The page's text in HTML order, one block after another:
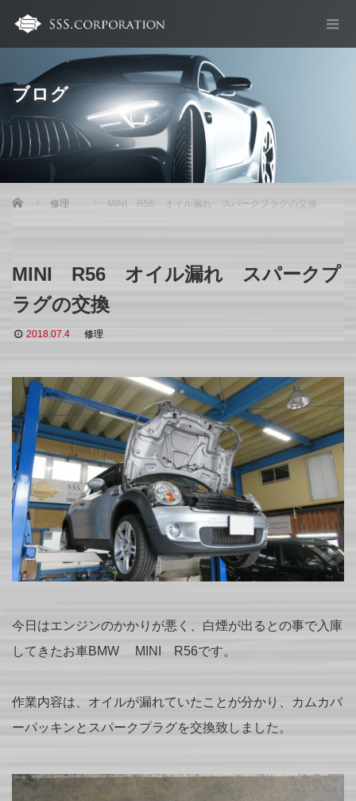
ブログ
Home 修理 MINI R56 オイル漏れ スパークプラグの交換
MINI R56 オイル漏れ スパークプ
ラグの交換
2018.07.4 修理
今日はエンジンのかかりが悪く、白煙が出るとの事で入庫
してきたお車BMW MINI R56です。
作業内容は、オイルが漏れていたことが分かり、カムカバ
ーパッキンとスパークプラグを交換致しました。